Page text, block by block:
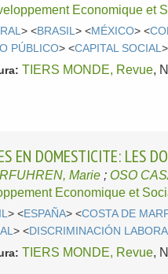
Economique et
> <BRASIL> <MÉXICO> <
PÚBLICO> <CAPITAL SOCIAL
TIERS MONDE, Revue,
EN DOMESTICITE: LES
Marie ; OSO
Economique et
> <ESPAÑA> <COSTA DE
> <DISCRIMINACIÓN
TIERS MONDE, Revue,